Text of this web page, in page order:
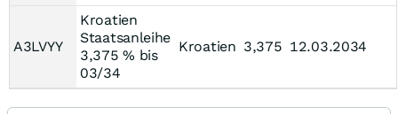
A3LVYY
Kroatien
Staatsanleihe
3,375 % bis
03/34
Kroatien 3,375 12.03.2034